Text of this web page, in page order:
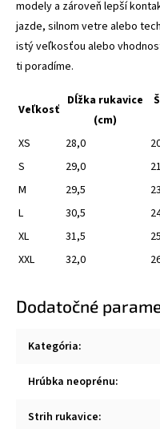
modely a zároveň lepší
jazde, silnom vetre alebo
istý veľkosťou alebo
ti poradíme.
Veľkosť
Dĺžka rukavice
(cm)
XS
28,0
S
29,0
M
29,5
L
30,5
XL
31,5
XXL
32,0
Dodatočné
Kategória:
Hrúbka neoprénu:
Strih rukavice: